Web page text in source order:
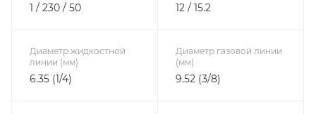
1 / 230 / 50 12 / 15.2
Диаметр жидкостной
линии (мм)
6.35 (1/4)
Диаметр газовой линии
(мм)
9.52 (3/8)